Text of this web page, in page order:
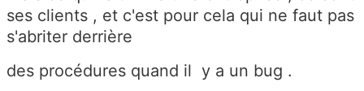
ses clients , et c'est pour cela qui ne faut pas
s'abriter derrière
des procédures quand il y a un bug .